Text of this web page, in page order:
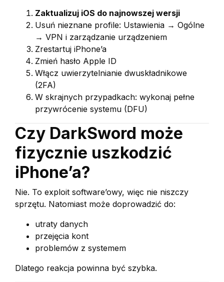
Zaktualizuj iOS do najnowszej wersji
Usuń nieznane profile: Ustawienia → Ogólne
→ VPN i zarządzanie urządzeniem
Zrestartuj iPhone’a
Zmień hasło Apple ID
Włącz uwierzytelnianie dwuskładnikowe
(2FA)
W skrajnych przypadkach: wykonaj pełne
przywrócenie systemu (DFU)
Czy DarkSword może
fizycznie uszkodzić
iPhone’a?
Nie. To exploit software’owy, więc nie niszczy
sprzętu. Natomiast może doprowadzić do:
utraty danych
przejęcia kont
problemów z systemem
Dlatego reakcja powinna być szybka.